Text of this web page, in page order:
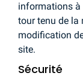
informations à
tour tenu de la
modification
site.
Sécurité